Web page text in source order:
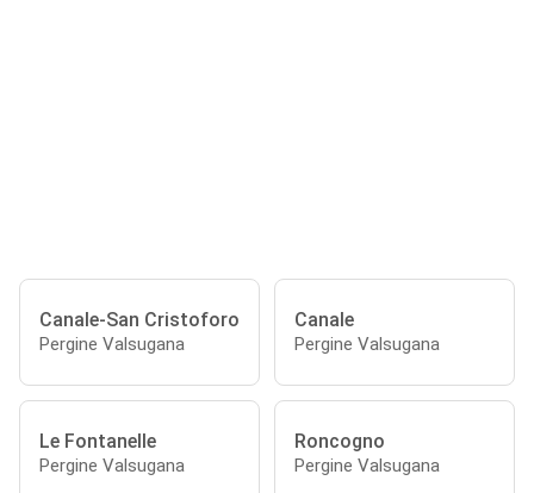
Canale-San Cristoforo
Pergine Valsugana
Canale
Pergine Valsugana
Le Fontanelle
Pergine Valsugana
Roncogno
Pergine Valsugana